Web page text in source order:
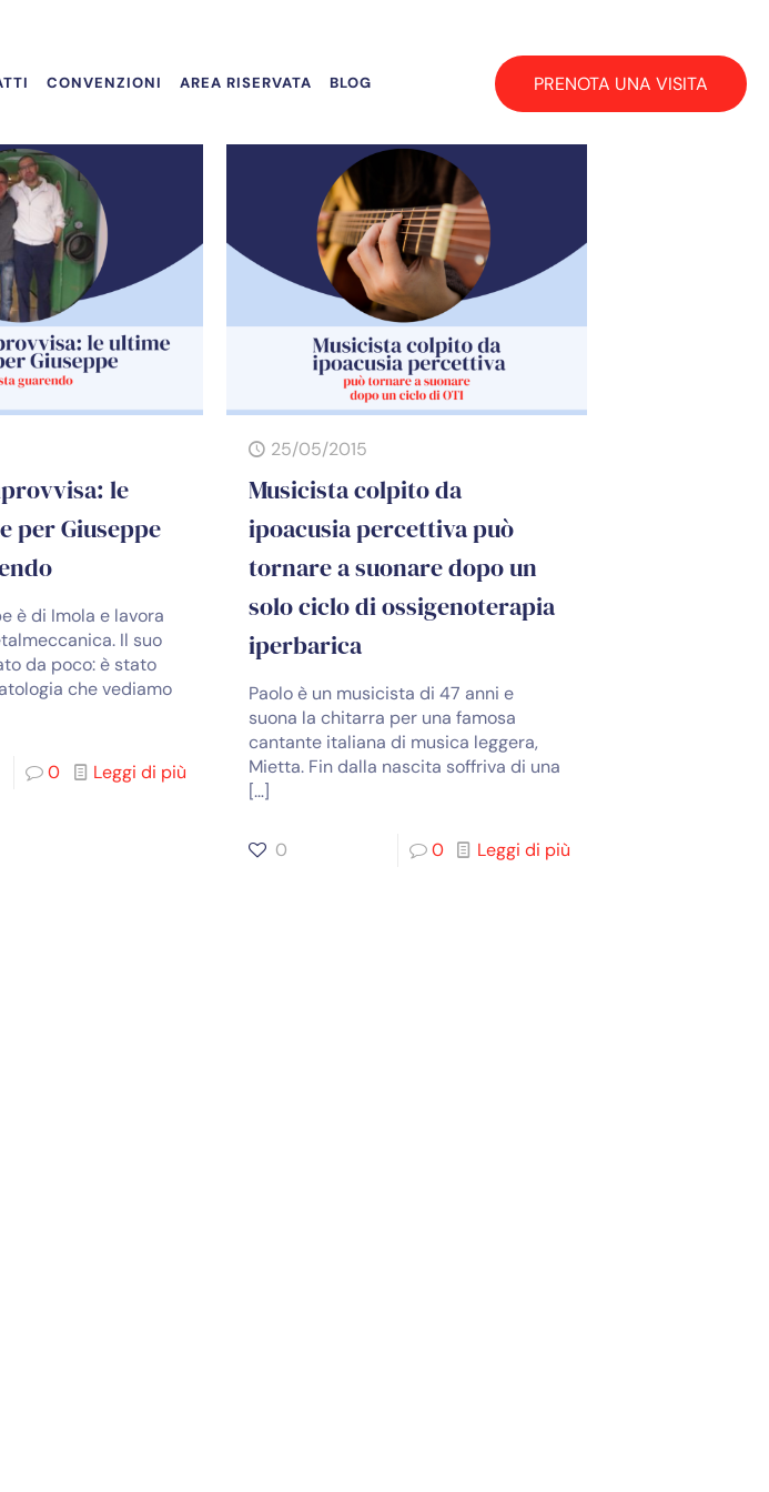
CONVENZIONI AREA RISERVATA BLOG PRENOTA UNA VISITA
le
per Giuseppe
è di Imola e lavora
Il suo
da poco: è stato
che vediamo
0 Leggi di più
25/05/2015
Musicista colpito da
ipoacusia percettiva può
tornare a suonare dopo un
solo ciclo di ossigenoterapia
iperbarica
Paolo è un musicista di 47 anni e
suona la chitarra per una famosa
cantante italiana di musica leggera,
Mietta. Fin dalla nascita soffriva di una
[…]
0 0 Leggi di più